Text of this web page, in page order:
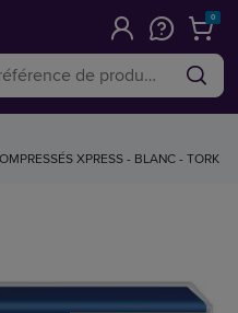
0
XPRESS - BLANC - TORK